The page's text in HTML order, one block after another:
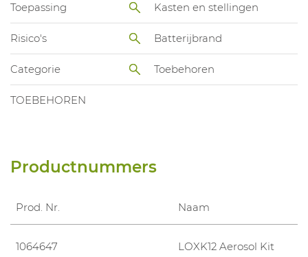
Toepassing Kasten en stellingen
Risico's Batterijbrand
Categorie Toebehoren
TOEBEHOREN
Productnummers
Prod. Nr. Naam
1064647 LOXK12 Aerosol Kit